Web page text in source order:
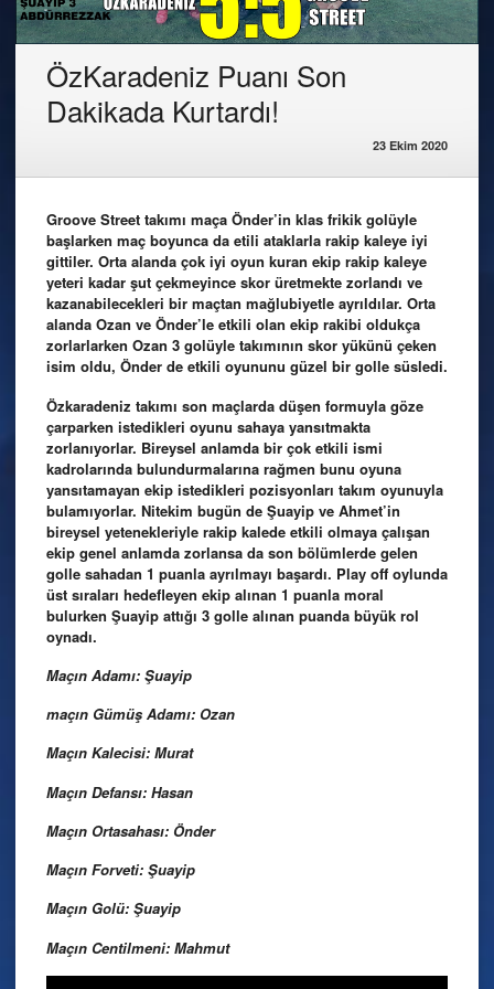
ÖzKaradeniz Puanı Son
Dakikada Kurtardı!
23 Ekim 2020
Groove Street takımı maça Önder’in klas frikik golüyle
başlarken maç boyunca da etili ataklarla rakip kaleye iyi
gittiler. Orta alanda çok iyi oyun kuran ekip rakip kaleye
yeteri kadar şut çekmeyince skor üretmekte zorlandı ve
kazanabilecekleri bir maçtan mağlubiyetle ayrıldılar. Orta
alanda Ozan ve Önder’le etkili olan ekip rakibi oldukça
zorlarlarken Ozan 3 golüyle takımının skor yükünü çeken
isim oldu, Önder de etkili oyununu güzel bir golle süsledi.
Özkaradeniz takımı son maçlarda düşen formuyla göze
çarparken istedikleri oyunu sahaya yansıtmakta
zorlanıyorlar. Bireysel anlamda bir çok etkili ismi
kadrolarında bulundurmalarına rağmen bunu oyuna
yansıtamayan ekip istedikleri pozisyonları takım oyunuyla
bulamıyorlar. Nitekim bugün de Şuayip ve Ahmet’in
bireysel yetenekleriyle rakip kalede etkili olmaya çalışan
ekip genel anlamda zorlansa da son bölümlerde gelen
golle sahadan 1 puanla ayrılmayı başardı. Play off oylunda
üst sıraları hedefleyen ekip alınan 1 puanla moral
bulurken Şuayip attığı 3 golle alınan puanda büyük rol
oynadı.
Maçın Adamı: Şuayip
maçın Gümüş Adamı: Ozan
Maçın Kalecisi: Murat
Maçın Defansı: Hasan
Maçın Ortasahası: Önder
Maçın Forveti: Şuayip
Maçın Golü: Şuayip
Maçın Centilmeni: Mahmut